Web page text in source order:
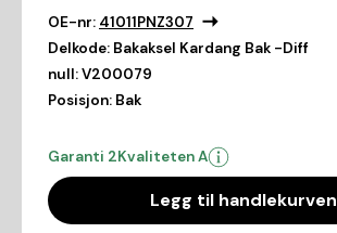
OE-nr: 41011PNZ307
Delkode: Bakaksel Kardang Bak -Diff
null:V200079
Posisjon: Bak
Garanti 2Kvaliteten A
Legg til handlekurven